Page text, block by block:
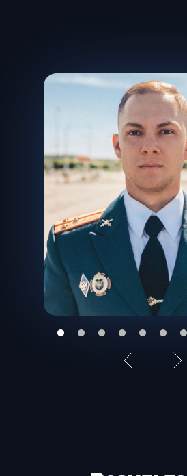
31 год,
специалист
2 000 000 ₽ капитал
(+ 1 000 000₽)
За 1 год 9 месяцев в
опыт инвестирования 1
2 счета, обычный
ИИС типа А
капитал 1 000 000 ₽
До клуба: